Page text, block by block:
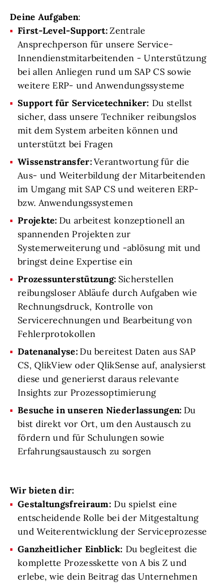
Deine Aufgaben:
First-Level-Support:Zentrale
Ansprechperson für unsere Service-
Innendienstmitarbeitenden - Unterstützung
bei allen Anliegen rund um SAP CS sowie
weitere ERP- und Anwendungssysteme
Support für Servicetechniker: Du stellst
sicher, dass unsere Techniker reibungslos
mit dem System arbeiten können und
unterstützt bei Fragen
Wissenstransfer:Verantwortung für die
Aus- und Weiterbildung der Mitarbeitenden
im Umgang mit SAP CS und weiteren ERP-
bzw. Anwendungssystemen
Projekte: Du arbeitest konzeptionell an
spannenden Projekten zur
Systemerweiterung und -ablösung mit und
bringst deine Expertise ein
Prozessunterstützung: Sicherstellen
reibungsloser Abläufe durch Aufgaben wie
Rechnungsdruck, Kontrolle von
Servicerechnungen und Bearbeitung von
Fehlerprotokollen
Datenanalyse: Du bereitest Daten aus SAP
CS, QlikView oder QlikSense auf, analysierst
diese und generierst daraus relevante
Insights zur Prozessoptimierung
Besuche in unseren Niederlassungen: Du
bist direkt vor Ort, um den Austausch zu
fördern und für Schulungen sowie
Erfahrungsaustausch zu sorgen
Wir bieten dir:
Gestaltungsfreiraum: Du spielst eine
entscheidende Rolle bei der Mitgestaltung
und Weiterentwicklung der Serviceprozesse
Ganzheitlicher Einblick: Du begleitest die
komplette Prozesskette von A bis Z und
erlebe, wie dein Beitrag das Unternehmen